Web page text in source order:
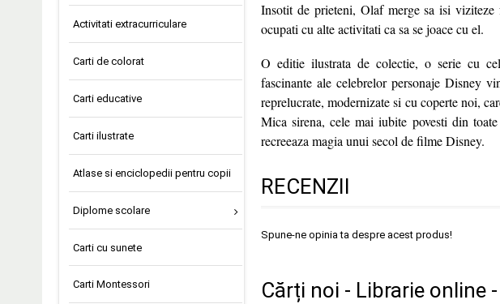
Activitati extracurriculare
Carti de colorat
Carti educative
Carti ilustrate
Atlase si enciclopedii pentru copii
Diplome scolare
Carti cu sunete
Carti Montessori
Insotit de prieteni, Olaf merge sa isi
ocupati cu alte activitati ca sa se joace cu el.
O editie ilustrata de colectie, o serie cu
fascinante ale celebrelor personaje Disney
reprelucrate, modernizate si cu coperte noi,
Mica sirena, cele mai iubite povesti din
recreeaza magia unui secol de filme Disney.
RECENZII
Spune-ne opinia ta despre acest produs!
Cărți noi - Librarie online